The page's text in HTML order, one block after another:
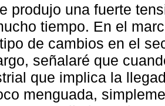
produjo una fuerte
tiempo. En el
de cambios en el
señalaré que
que implica la
menguada,